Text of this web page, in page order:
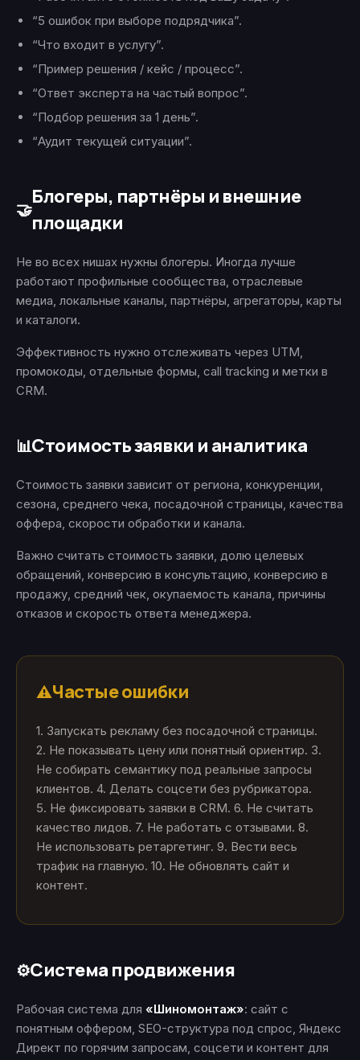
“5 ошибок при выборе подрядчика”.
“Что входит в услугу”.
“Пример решения / кейс / процесс”.
“Ответ эксперта на частый вопрос”.
“Подбор решения за 1 день”.
“Аудит текущей ситуации”.
🤝
Блогеры, партнёры и внешние
площадки
Не во всех нишах нужны блогеры. Иногда лучше
работают профильные сообщества, отраслевые
медиа, локальные каналы, партнёры, агрегаторы, карты
и каталоги.
Эффективность нужно отслеживать через UTM,
промокоды, отдельные формы, call tracking и метки в
CRM.
📊Стоимость заявки и аналитика
Стоимость заявки зависит от региона, конкуренции,
сезона, среднего чека, посадочной страницы, качества
оффера, скорости обработки и канала.
Важно считать стоимость заявки, долю целевых
обращений, конверсию в консультацию, конверсию в
продажу, средний чек, окупаемость канала, причины
отказов и скорость ответа менеджера.
⚠️Частые ошибки
1. Запускать рекламу без посадочной страницы.
2. Не показывать цену или понятный ориентир. 3.
Не собирать семантику под реальные запросы
клиентов. 4. Делать соцсети без рубрикатора.
5. Не фиксировать заявки в CRM. 6. Не считать
качество лидов. 7. Не работать с отзывами. 8.
Не использовать ретаргетинг. 9. Вести весь
трафик на главную. 10. Не обновлять сайт и
контент.
⚙️Система продвижения
Рабочая система для «Шиномонтаж»: сайт с
понятным оффером, SEO-структура под спрос, Яндекс
Директ по горячим запросам, соцсети и контент для